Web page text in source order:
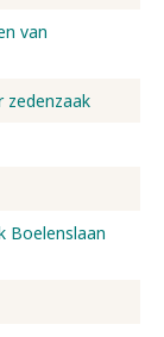
van
zedenzaak
Boelenslaan